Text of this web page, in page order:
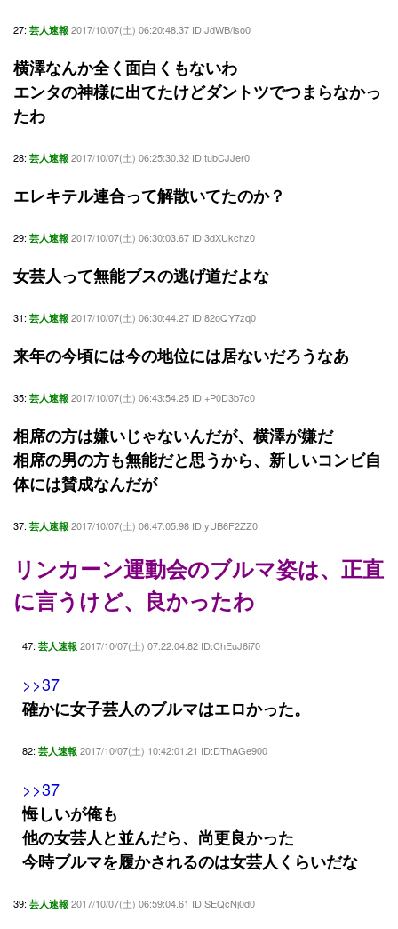
27: 芸人速報 2017/10/07(土) 06:20:48.37 ID:JdWB/iso0
横澤なんか全く面白くもないわ
エンタの神様に出てたけどダントツでつまらなかっ
たわ
28: 芸人速報 2017/10/07(土) 06:25:30.32 ID:tubCJJer0
エレキテル連合って解散いてたのか？
29: 芸人速報 2017/10/07(土) 06:30:03.67 ID:3dXUkchz0
女芸人って無能ブスの逃げ道だよな
31: 芸人速報 2017/10/07(土) 06:30:44.27 ID:82oQY7zq0
来年の今頃には今の地位には居ないだろうなあ
35: 芸人速報 2017/10/07(土) 06:43:54.25 ID:+P0D3b7c0
相席の方は嫌いじゃないんだが、横澤が嫌だ
相席の男の方も無能だと思うから、新しいコンビ自
体には賛成なんだが
37: 芸人速報 2017/10/07(土) 06:47:05.98 ID:yUB6F2ZZ0
リンカーン運動会のブルマ姿は、正直
に言うけど、良かったわ
47: 芸人速報 2017/10/07(土) 07:22:04.82 ID:ChEuJ6i70
>>37
確かに女子芸人のブルマはエロかった。
82: 芸人速報 2017/10/07(土) 10:42:01.21 ID:DThAGe900
>>37
悔しいが俺も
他の女芸人と並んだら、尚更良かった
今時ブルマを履かされるのは女芸人くらいだな
39: 芸人速報 2017/10/07(土) 06:59:04.61 ID:SEQcNj0d0